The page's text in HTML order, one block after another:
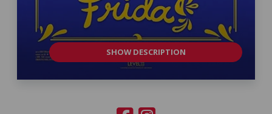
SHOW DESCRIPTION